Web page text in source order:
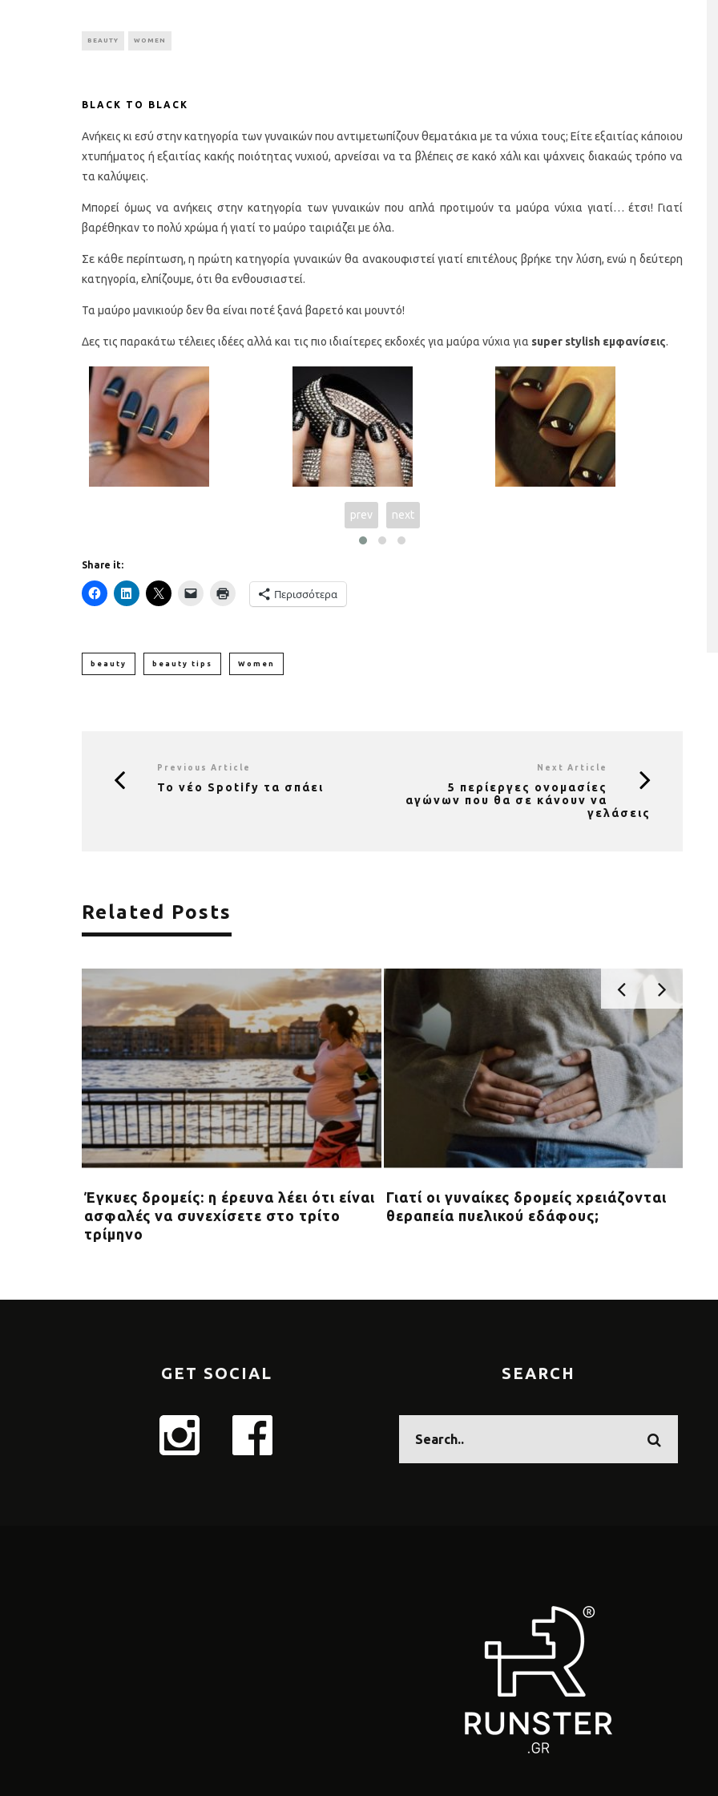
BEAUTY WOMEN
BLACK TO BLACK
Ανήκεις κι εσύ στην κατηγορία των γυναικών που αντιμετωπίζουν θεματάκια με τα νύχια τους; Είτε εξαιτίας κάποιου
χτυπήματος ή εξαιτίας κακής ποιότητας νυχιού, αρνείσαι να τα βλέπεις σε κακό χάλι και ψάχνεις διακαώς τρόπο να
τα καλύψεις.
Μπορεί όμως να ανήκεις στην κατηγορία των γυναικών που απλά προτιμούν τα μαύρα νύχια γιατί… έτσι! Γιατί
βαρέθηκαν το πολύ χρώμα ή γιατί το μαύρο ταιριάζει με όλα.
Σε κάθε περίπτωση, η πρώτη κατηγορία γυναικών θα ανακουφιστεί γιατί επιτέλους βρήκε την λύση, ενώ η δεύτερη
κατηγορία, ελπίζουμε, ότι θα ενθουσιαστεί.
Τα μαύρο μανικιούρ δεν θα είναι ποτέ ξανά βαρετό και μουντό!
Δες τις παρακάτω τέλειες ιδέες αλλά και τις πιο ιδιαίτερες εκδοχές για μαύρα νύχια για super stylish εμφανίσεις.
prev next
Share it:
Περισσότερα
beauty beauty tips Women
Previous Article
Το νέο Spotify τα σπάει
Next Article
5 περίεργες ονομασίες
αγώνων που θα σε κάνουν να
γελάσεις
Related Posts
Έγκυες δρομείς: η έρευνα λέει ότι είναι
ασφαλές να συνεχίσετε στο τρίτο
τρίμηνο
Γιατί οι γυναίκες δρομείς χρειάζονται
θεραπεία πυελικού εδάφους;
Οι 4 πιο λαχταριστές βελουτέ
GET SOCIAL SEARCH